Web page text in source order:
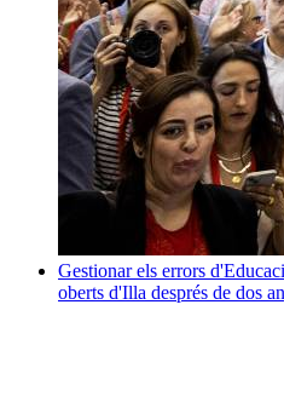
Gestionar els errors
oberts d'Illa després de dos